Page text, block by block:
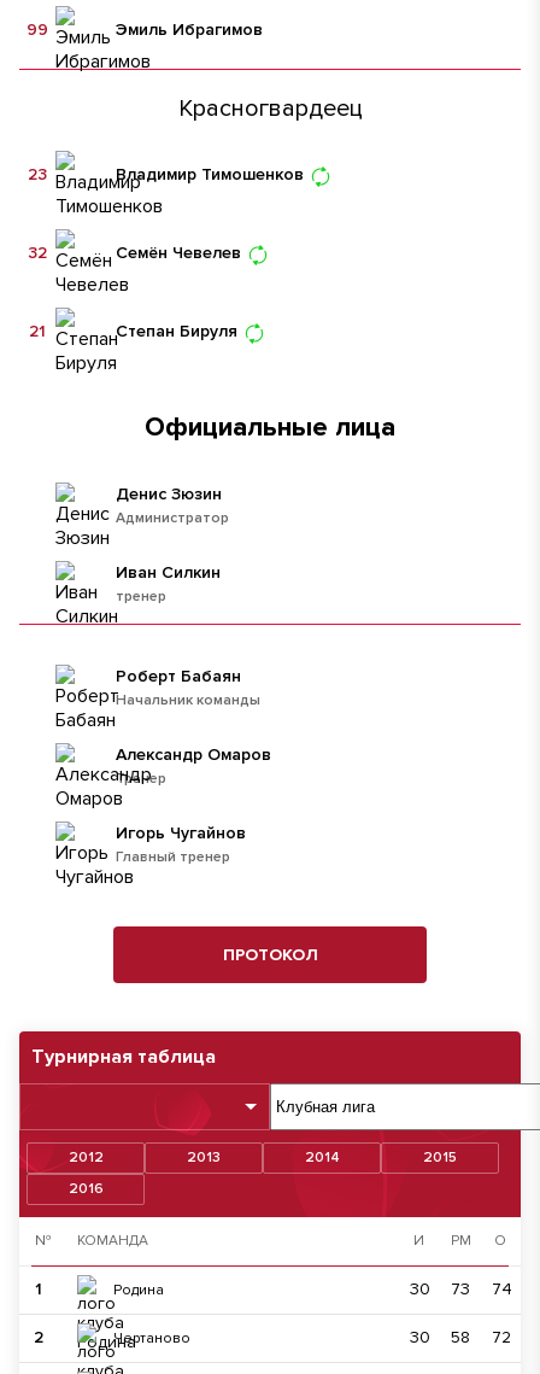
Турнирная таблица
2012 2013 2014
2015
2016
№ КОМАНДА И РМ О
1 Родина 30 73 74
2 Чертаново 30 58 72
Эмиль Ибрагимов
99
Красногвардеец
Владимир Тимошенков
23
Семён Чевелев
32
Степан Бируля
21
Официальные лица
Администратор
Денис Зюзин
тренер
Иван Силкин
Начальник команды
Роберт Бабаян
Тренер
Александр Омаров
Главный тренер
Игорь Чугайнов
ПРОТОКОЛ